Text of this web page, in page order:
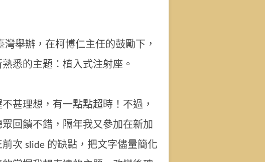
灣舉辦，在柯博仁主任的鼓勵下，
悉的主題：植入式注射座。
甚理想，有一點點超時！不過，
回饋不錯，隔年我又參加在新加
前次 slide 的缺點，把文字儘量簡化